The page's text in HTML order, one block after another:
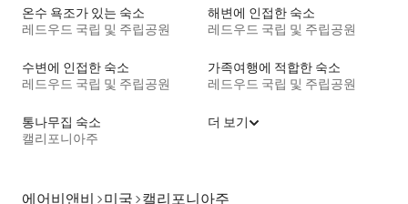
온수 욕조가 있는 숙소
레드우드 국립 및 주립공원
해변에 인접한 숙소
레드우드 국립 및 주립공원
수변에 인접한 숙소
레드우드 국립 및 주립공원
가족여행에 적합한 숙소
레드우드 국립 및 주립공원
통나무집 숙소
캘리포니아주
더 보기
에어비앤비 미국 캘리포니아주